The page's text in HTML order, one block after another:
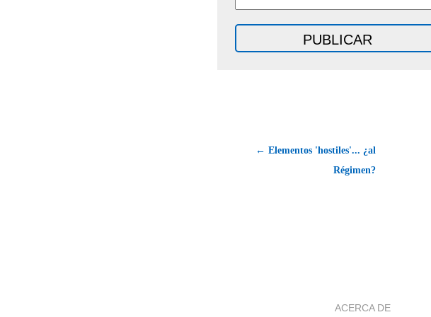
← Elementos 'hostiles'... ¿al
Régimen?
ACERCA DE